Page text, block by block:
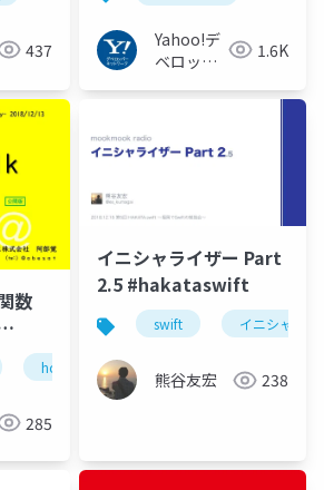
437
Yahoo!デ
ベロッパ
1.6K
数
hcl technologies notes domino
285
イニシャライザー Part
2.5 #hakataswift
swift イニシャライ
熊谷友宏 238